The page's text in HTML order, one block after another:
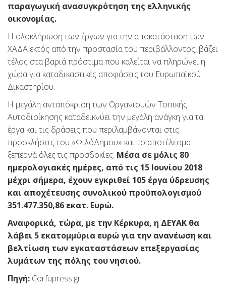
παραγωγική ανασυγκρότηση της ελληνικής
οικονομίας.
Η ολοκλήρωση των έργων για την αποκατάσταση των
ΧΑΔΑ εκτός από την προστασία του περιβάλλοντος, βάζει
τέλος στα βαριά πρόστιμα που καλείται να πληρώνει η
χώρα για καταδικαστικές αποφάσεις του Ευρωπαϊκού
Δικαστηρίου.
Η μεγάλη ανταπόκριση των Οργανισμών Τοπικής
Αυτοδιοίκησης καταδεικνύει την μεγάλη ανάγκη για τα
έργα και τις δράσεις που περιλαμβάνονται στις
προσκλήσεις του «ΦιλόΔημου» και το αποτέλεσμα
ξεπερνά όλες τις προσδοκίες. Μέσα σε μόλις 80
ημερολογιακές ημέρες, από τις 15 Ιουνίου 2018
μέχρι σήμερα, έχουν εγκριθεί 105 έργα ύδρευσης
και αποχέτευσης συνολικού προϋπολογισμού
351.477.350,86 εκατ. Ευρώ.
Αναφορικά, τώρα, με την Κέρκυρα, η ΔΕΥΑΚ θα
λάβει 5 εκατομμύρια ευρώ για την ανανέωση και
βελτίωση των εγκαταστάσεων επεξεργασίας
λυμάτων της πόλης του νησιού.
Πηγή: Corfupress.gr